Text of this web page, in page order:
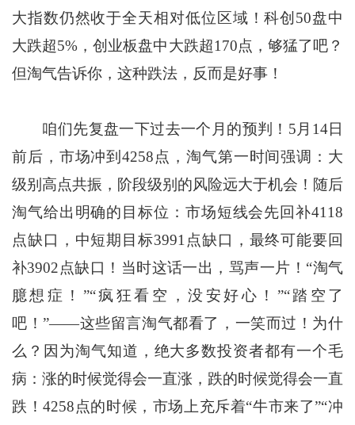
大指数仍然收于全天相对低位区域！科创50盘中
大跌超5%，创业板盘中大跌超170点，够猛了吧？
但淘气告诉你，这种跌法，反而是好事！
咱们先复盘一下过去一个月的预判！5月14日
前后，市场冲到4258点，淘气第一时间强调：大
级别高点共振，阶段级别的风险远大于机会！随后
淘气给出明确的目标位：市场短线会先回补4118
点缺口，中短期目标3991点缺口，最终可能要回
补3902点缺口！当时这话一出，骂声一片！“淘气
臆想症！”“疯狂看空，没安好心！”“踏空了
吧！”——这些留言淘气都看了，一笑而过！为什
么？因为淘气知道，绝大多数投资者都有一个毛
病：涨的时候觉得会一直涨，跌的时候觉得会一直
跌！4258点的时候，市场上充斥着“牛市来了”“冲